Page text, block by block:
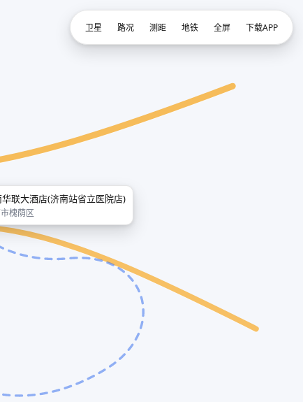
联大酒店(济南站省立医院店)
槐荫区
卫星 路况 测距 地铁 全屏 下载APP